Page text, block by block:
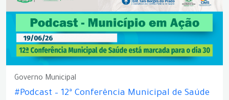
Governo Municipal
#Podcast – 12ª Conferência Municipal de Saúde